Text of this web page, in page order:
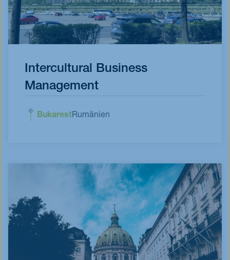
Intercultural Business
Management
BukarestRumänien